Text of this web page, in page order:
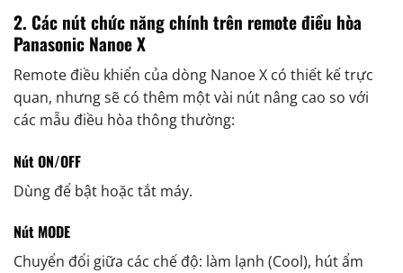
2. Các nút chức năng chính trên remote điều hòa
Panasonic Nanoe X
Remote điều khiển của dòng Nanoe X có thiết kế trực
quan, nhưng sẽ có thêm một vài nút nâng cao so với
các mẫu điều hòa thông thường:
Nút ON/OFF
Dùng để bật hoặc tắt máy.
Nút MODE
Chuyển đổi giữa các chế độ: làm lạnh (Cool), hút ẩm